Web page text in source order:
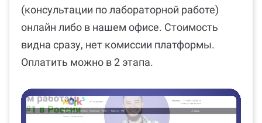
(консультации по лабораторной работе)
онлайн либо в нашем офисе. Стоимость
видна сразу, нет комиссии платформы.
Оплатить можно в 2 этапа.